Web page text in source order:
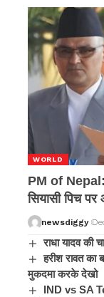
WORLD
PM of Nepal:
सियासी पिच
newsdiggy
राधा यादव की
हरीश रावत का
मुकदमा करके देखो
IND vs SA